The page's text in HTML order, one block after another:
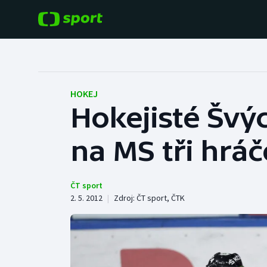
Hokej
Tenis
Cyklistika
Baseball a softbal
Basketbal
Boby a skeleton
HOKEJ
Hokejisté
na MS tři
ČT sport
2. 5. 2012 | Zdroj: ČT sport, ČTK